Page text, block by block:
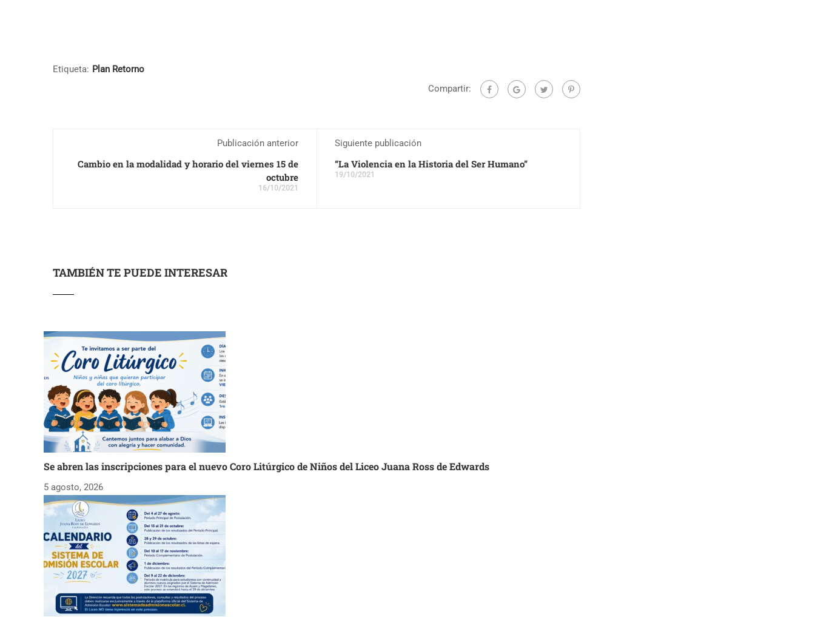
Etiqueta: Plan Retorno
Compartir:
Publicación anterior
Cambio en la modalidad y horario del viernes 15 de
octubre
16/10/2021
Siguiente publicación
“La Violencia en la Historia del Ser Humano”
19/10/2021
TAMBIÉN TE PUEDE INTERESAR
Se abren las inscripciones para el nuevo Coro Litúrgico de Niños del Liceo Juana Ross de Edwards
5 agosto, 2026